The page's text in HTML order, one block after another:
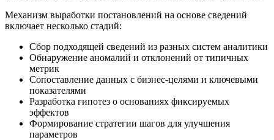
Механизм выработки постановлений на основе сведений
включает несколько стадий:
Сбор подходящей сведений из разных систем аналитики
Обнаружение аномалий и отклонений от типичных
метрик
Сопоставление данных с бизнес-целями и ключевыми
показателями
Разработка гипотез о основаниях фиксируемых
эффектов
Формирование стратегии шагов для улучшения
параметров